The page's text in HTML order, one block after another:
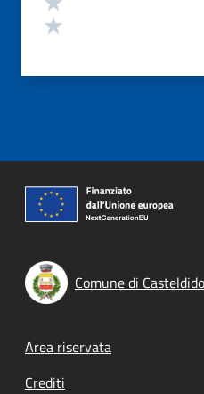
Comune di
Footer menu
Area riservata
Crediti